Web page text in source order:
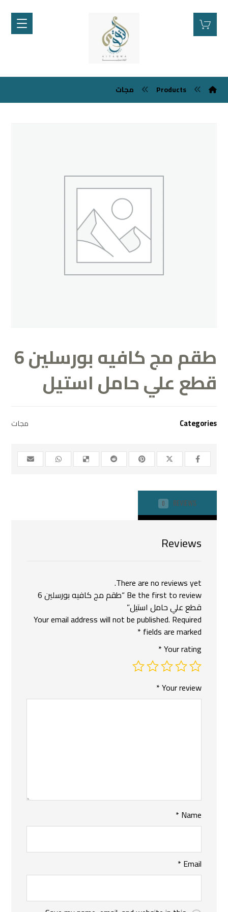
Products مجات
طقم مج كافيه بورسلين 6
قطع علي حامل استيل
Categories مجات
REVIEWS
0
Reviews
There are no reviews yet.
Be the first to review “طقم مج كافيه بورسلين 6
قطع علي حامل استيل”
Your email address will not be published. Required
fields are marked
*
Your rating
*
Your review
*
Name
*
Email
*